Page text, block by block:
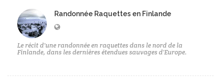
Randonnée Raquettes en Finlande
Le récit d'une randonnée en raquettes dans le nord de la
Finlande, dans les dernières étendues sauvages d'Europe.